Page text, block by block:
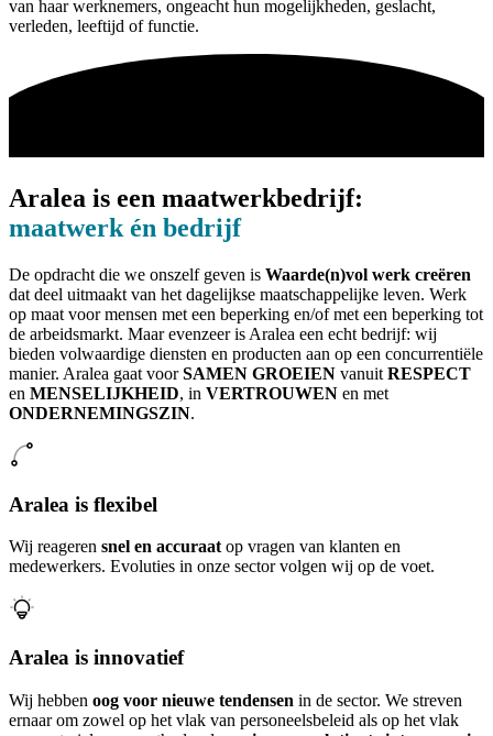
van haar werknemers, ongeacht hun mogelijkheden, geslacht,
verleden, leeftijd of functie.
Aralea is een maatwerkbedrijf:
maatwerk én bedrijf
De opdracht die we onszelf geven is Waarde(n)vol werk creëren
dat deel uitmaakt van het dagelijkse maatschappelijke leven. Werk
op maat voor mensen met een beperking en/of met een beperking tot
de arbeidsmarkt. Maar evenzeer is Aralea een echt bedrijf: wij
bieden volwaardige diensten en producten aan op een concurrentiële
manier. Aralea gaat voorSAMEN GROEIEN vanuit RESPECT
en MENSELIJKHEID, in VERTROUWEN en met
ONDERNEMINGSZIN.
Aralea is flexibel
Wij reageren snel en accuraatop vragen van klanten en
medewerkers. Evoluties in onze sector volgen wij op de voet.
Aralea is innovatief
Wij hebben oog voor nieuwe tendensen in de sector. We streven
ernaar om zowel op het vlak van personeelsbeleid als op het vlak